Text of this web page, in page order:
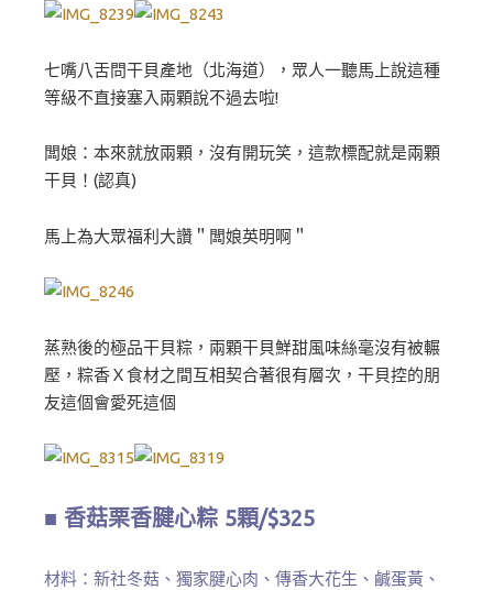
七嘴八舌問干貝產地（北海道），眾人一聽馬上說這種
等級不直接塞入兩顆說不過去啦!
闆娘：本來就放兩顆，沒有開玩笑，這款標配就是兩顆
干貝！(認真)
馬上為大眾福利大讚＂闆娘英明啊＂
蒸熟後的極品干貝粽，兩顆干貝鮮甜風味絲毫沒有被輾
壓，粽香Ｘ食材之間互相契合著很有層次，干貝控的朋
友這個會愛死這個
■ 香菇栗香腱心粽 5顆/$325
材料：新社冬菇、獨家腱心肉、傳香大花生、鹹蛋黃、